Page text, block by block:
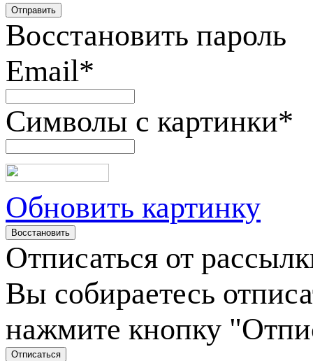
Восстановить пароль
Email*
Символы с картинки*
Обновить картинку
Отписаться от
Вы собираетесь
нажмите кнопку